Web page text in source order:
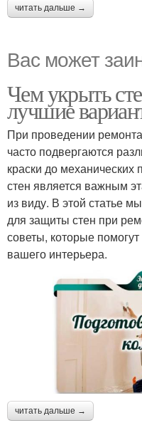
читать дальше →
Вас может
Чем укрыть
лучшие
При проведении
часто подвергаются
краски до
стен является важным
из виду. В этой статье
для защиты стен при
советы, которые
вашего интерьера.
читать дальше →